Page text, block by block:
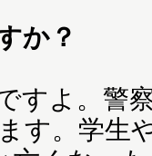
か？
すよ。警
す。学生